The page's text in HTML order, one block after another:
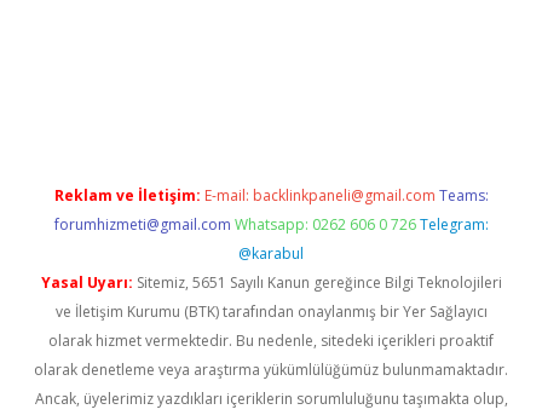
Reklam ve İletişim: E-mail: backlinkpaneli@gmail.com Teams:
forumhizmeti@gmail.com Whatsapp: 0262 606 0 726 Telegram:
@karabul
Yasal Uyarı: Sitemiz, 5651 Sayılı Kanun gereğince Bilgi Teknolojileri
ve İletişim Kurumu (BTK) tarafından onaylanmış bir Yer Sağlayıcı
olarak hizmet vermektedir. Bu nedenle, sitedeki içerikleri proaktif
olarak denetleme veya araştırma yükümlülüğümüz bulunmamaktadır.
Ancak, üyelerimiz yazdıkları içeriklerin sorumluluğunu taşımakta olup,